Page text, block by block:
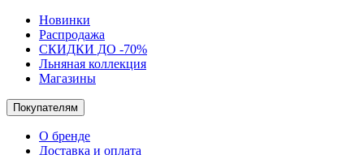
Новинки
Распродажа
СКИДКИ ДО -70%
Льняная коллекция
Магазины
Покупателям
О бренде
Доставка и оплата